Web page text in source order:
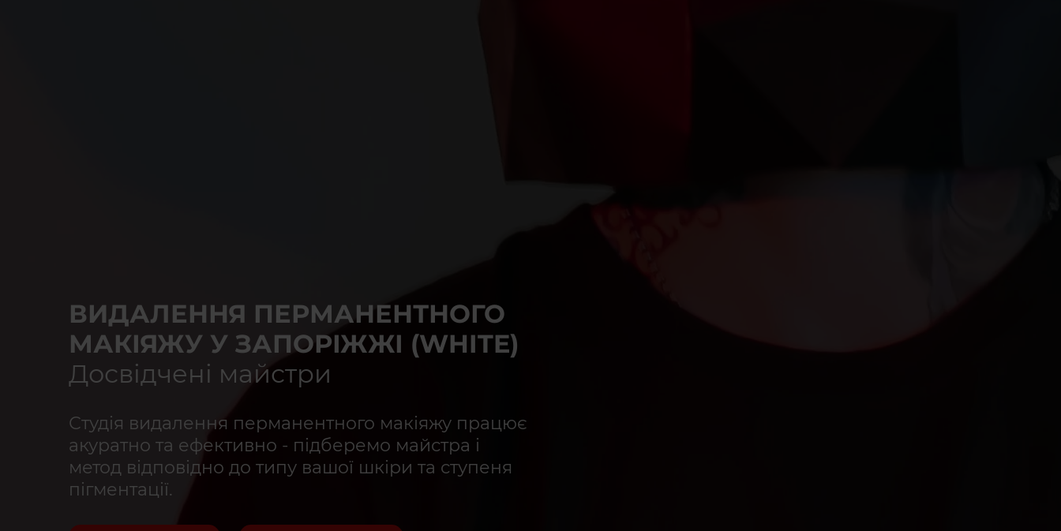
ВИДАЛЕННЯ ПЕРМАНЕНТНОГО
МАКІЯЖУ У ЗАПОРІЖЖІ (WHITE)
Досвідчені майстри
Студія видалення перманентного макіяжу працює
акуратно та ефективно - підберемо майстра і
метод відповідно до типу вашої шкіри та ступеня
пігментації.